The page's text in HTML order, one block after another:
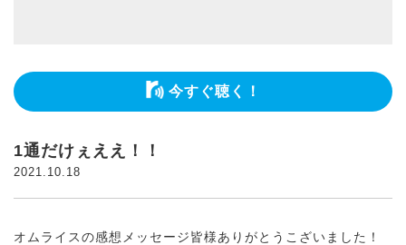
今すぐ聴く！
1通だけぇええ！！
2021.10.18
オムライスの感想メッセージ皆様ありがとうこざいました！